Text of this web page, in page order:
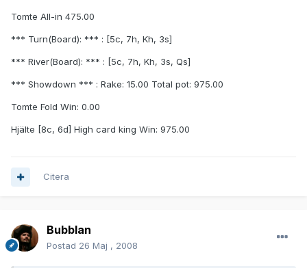
Tomte All-in 475.00
*** Turn(Board): *** : [5c, 7h, Kh, 3s]
*** River(Board): *** : [5c, 7h, Kh, 3s, Qs]
*** Showdown *** : Rake: 15.00 Total pot: 975.00
Tomte Fold Win: 0.00
Hjälte [8c, 6d] High card king Win: 975.00
Citera
Bubblan
Postad 26 Maj , 2008